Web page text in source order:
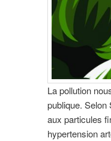
La pollution
publique. Selon
aux particules
hypertension